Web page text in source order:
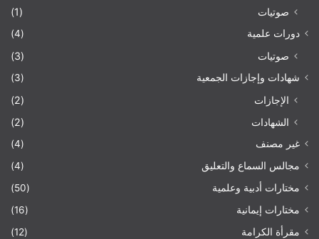
صوتيات
(1)
دورات علمية (4)
صوتيات (3)
شهادات وإجازات الجمعية (3)
الإجازات
(2)
الشهادات
(2)
غير مصنف
(4)
مجالس السماع والتعليق
(4)
مختارات أدبية وعلمية
(50)
مختارات إيمانية
(16)
مقرأة الكرامة
(12)